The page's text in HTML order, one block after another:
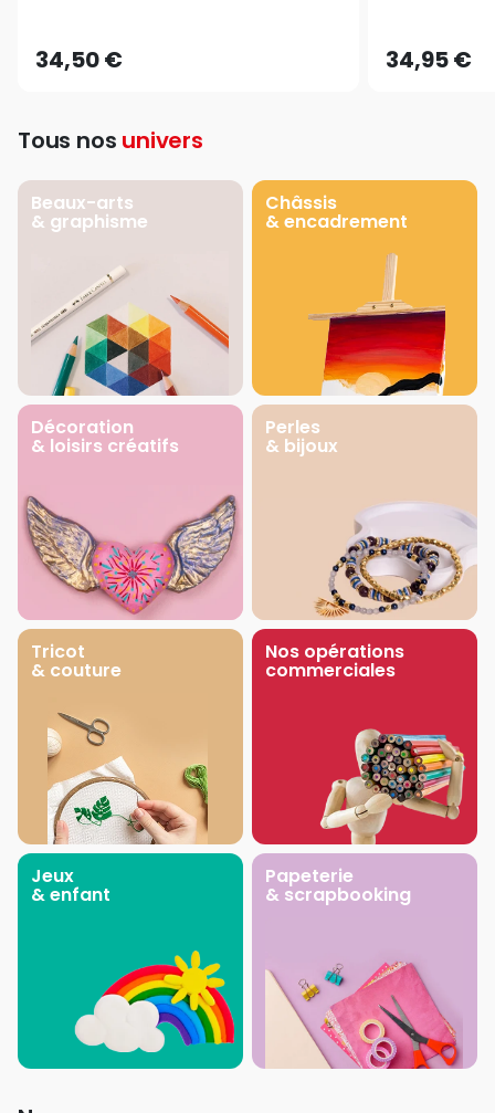
34,50 € 34,95 €
Tous nos univers
Beaux-arts
& graphisme
Châssis
& encadrement
Décoration
& loisirs créatifs
Perles
& bijoux
Tricot
& couture
Nos opérations
commerciales
Jeux
& enfant
Papeterie
& scrapbooking